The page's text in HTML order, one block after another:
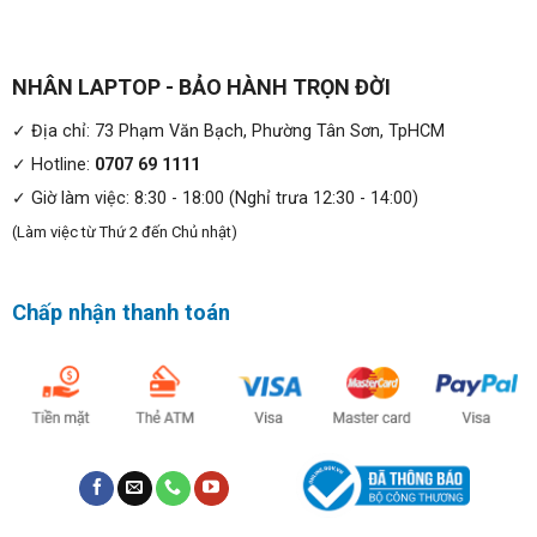
Sáng tạo về mọi mặt: Xem thêm công việc của bạn với
thiết kế bản lề thả. Giảm chiều cao của màn hình để có
viền hẹp 4 cạnh mỏng hơn 25% so với Latitude 7390 2-
trong-1. Ngoài ra, bạn có thể bắt đầu nhanh chóng bằng
cách nhấc bảng điều khiển bằng một tay.
NHÂN LAPTOP - BẢO HÀNH TRỌN ĐỜI
✓ Địa chỉ: 73 Phạm Văn Bạch, Phường Tân Sơn, TpHCM
✓ Hotline: 0707 69 1111
✓ Giờ làm việc: 8:30 - 18:00 (Nghỉ trưa 12:30 - 14:00)
(Làm việc từ Thứ 2 đến Chủ nhật)
Chấp nhận thanh toán